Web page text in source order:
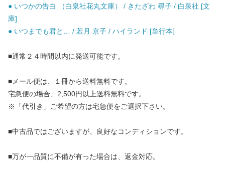
● いつかの告白 （白泉社花丸文庫） / きたざわ 尋子 / 白泉社 [文
庫]
● いつまでも君と… / 若月 京子 / ハイランド [単行本]
■通常２４時間以内に発送可能です。
■メール便は、１冊から送料無料です。
宅急便の場合、2,500円以上送料無料です。
※「代引き」ご希望の方は宅急便をご選択下さい。
■中古品ではございますが、良好なコンディションです。
■万が一品質に不備が有った場合は、返金対応。